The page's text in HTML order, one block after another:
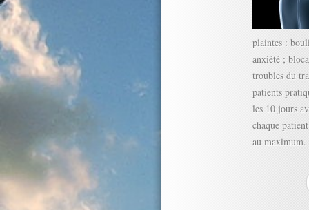
plaintes :
anxiété ;
troubles du
patients
les 10 jours
chaque
au maximum.